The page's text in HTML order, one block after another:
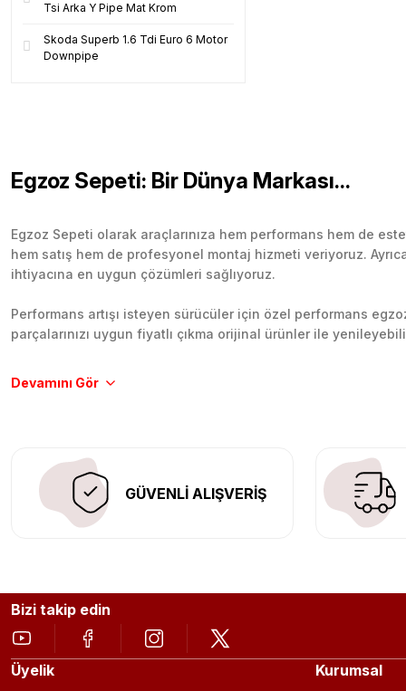
Tsi Arka Y Pipe Mat Krom
Skoda Superb 1.6 Tdi Euro 6 Motor
Downpipe
Egzoz Sepeti: Bir Dünya Markası...
Egzoz Sepeti olarak araçlarınıza hem performans hem de
hem satış hem de profesyonel montaj hizmeti veriyoruz.
ihtiyacına en uygun çözümleri sağlıyoruz.
Performans artışı isteyen sürücüler için özel performans
parçalarınızı uygun fiyatlı çıkma orijinal ürünler ile
Tüm ürünlerimiz orijinal, dayanıklı ve uzun ömürlüdür.
GÜVENLİ ALIŞVERİŞ
Bizi takip edin
Üyelik Kurumsal